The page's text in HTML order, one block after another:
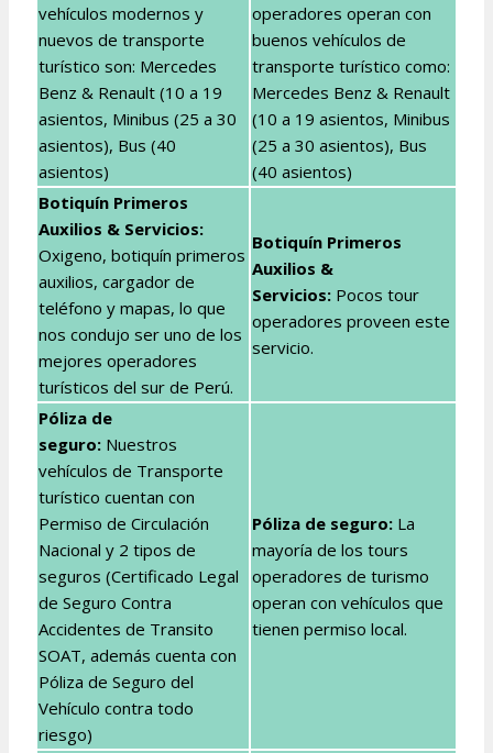
vehículos modernos y
nuevos de transporte
turístico son: Mercedes
Benz & Renault (10 a 19
asientos, Minibus (25 a 30
asientos), Bus (40
asientos)
operadores operan con
buenos vehículos de
transporte turístico como:
Mercedes Benz & Renault
(10 a 19 asientos, Minibus
(25 a 30 asientos), Bus
(40 asientos)
Botiquín Primeros
Auxilios & Servicios:
Oxigeno, botiquín primeros
auxilios, cargador de
teléfono y mapas, lo que
nos condujo ser uno de los
mejores operadores
turísticos del sur de Perú.
Botiquín Primeros
Auxilios &
Servicios: Pocos tour
operadores proveen este
servicio.
Póliza de
seguro: Nuestros
vehículos de Transporte
turístico cuentan con
Permiso de Circulación
Nacional y 2 tipos de
seguros (Certificado Legal
de Seguro Contra
Accidentes de Transito
SOAT, además cuenta con
Póliza de Seguro del
Vehículo contra todo
riesgo)
Póliza de seguro: La
mayoría de los tours
operadores de turismo
operan con vehículos que
tienen permiso local.